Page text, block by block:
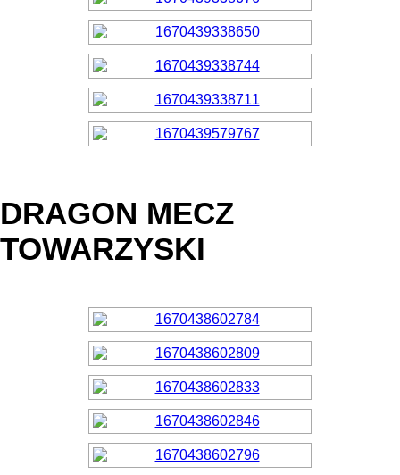
DRAGON MECZ
TOWARZYSKI